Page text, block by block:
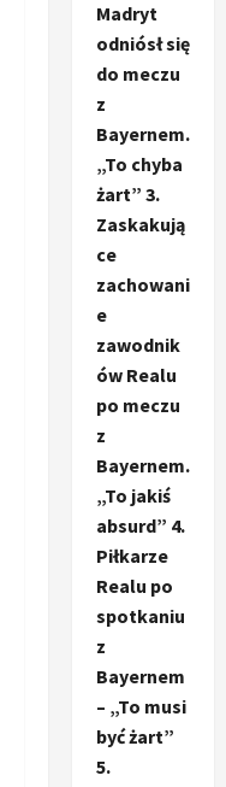
Madryt
odniósł się
do meczu
z
Bayernem.
„To chyba
żart” 3.
Zaskakują
ce
zachowani
e
zawodnik
ów Realu
po meczu
z
Bayernem.
„To jakiś
absurd” 4.
Piłkarze
Realu po
spotkaniu
z
Bayernem
– „To musi
być żart”
5.